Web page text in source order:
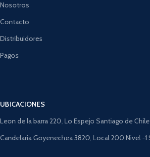
Nosotros
Contacto
Distribuidores
Pagos
UBICACIONES
Leon de la barra 220, Lo Espejo Santiago de Chile
Candelaria Goyenechea 3820, Local 200 Nivel -1